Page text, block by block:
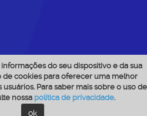
do seu dispositivo e da sua
de cookies para oferecer uma melhor
Para saber mais sobre o uso de
nossa política de privacidade.
ok